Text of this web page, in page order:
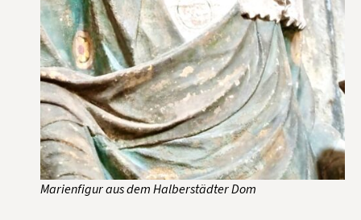
Marienfigur aus dem Halberstädter Dom